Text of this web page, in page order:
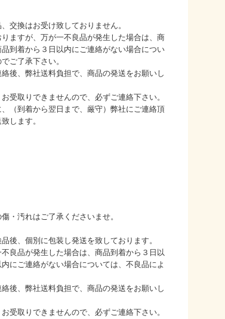
交換はお受け致しておりません。
ますが、万が一不良品が発生した場合は、商
到着から３日以内にご連絡がない場合につい
ご了承下さい。
後、弊社送料負担で、商品の発送をお願いし
受取りできませんので、必ずご連絡下さい。
（到着から翌日まで、厳守）弊社にご連絡頂
します。
・汚れはご了承くださいませ。
後、個別に包装し発送を致しております。
良品が発生した場合は、商品到着から３日以
にご連絡がない場合については、不良品によ
後、弊社送料負担で、商品の発送をお願いし
受取りできませんので、必ずご連絡下さい。